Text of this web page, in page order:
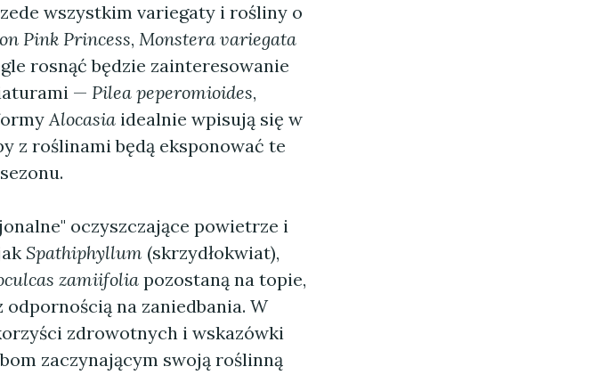
wszystkim variegaty i rośliny o
Pink Princess, Monstera variegata
rosnąć będzie zainteresowanie
— Pilea peperomioides,
Alocasia idealnie wpisują się w
z roślinami będą eksponować te
oczyszczające powietrze i
Spathiphyllum (skrzydłokwiat),
zamiifoliapozostaną na topie,
na zaniedbania. W
zdrowotnych i wskazówki
zaczynającym swoją roślinną